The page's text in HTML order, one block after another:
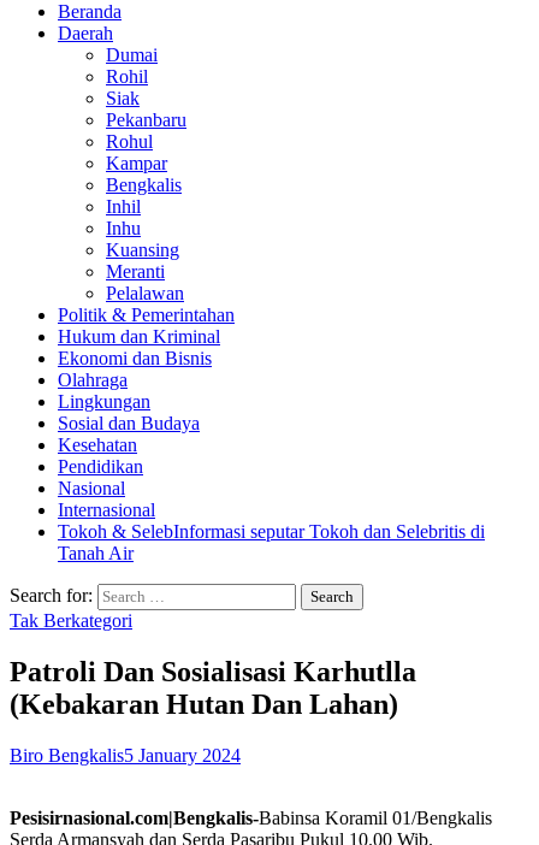
Beranda
Daerah
Dumai
Rohil
Siak
Pekanbaru
Rohul
Kampar
Bengkalis
Inhil
Inhu
Kuansing
Meranti
Pelalawan
Politik & Pemerintahan
Hukum dan Kriminal
Ekonomi dan Bisnis
Olahraga
Lingkungan
Sosial dan Budaya
Kesehatan
Pendidikan
Nasional
Internasional
Tokoh & SelebInformasi seputar Tokoh dan Selebritis di
Tanah Air
Search for:
Tak Berkategori
Patroli Dan Sosialisasi Karhutlla
(Kebakaran Hutan Dan Lahan)
Biro Bengkalis5 January 2024
Pesisirnasional.com|Bengkalis-Babinsa Koramil 01/Bengkalis
Serda Armansyah dan Serda Pasaribu Pukul 10.00 Wib.